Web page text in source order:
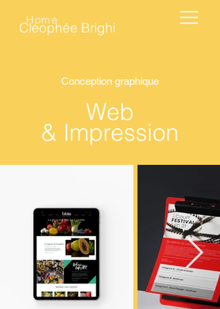
Home
Cléophée Brighi
Conception graphique
Web
& Impression